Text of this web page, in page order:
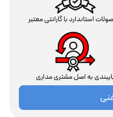
استاندارد با گارانتی معتبر
به اصل مشتری مداری